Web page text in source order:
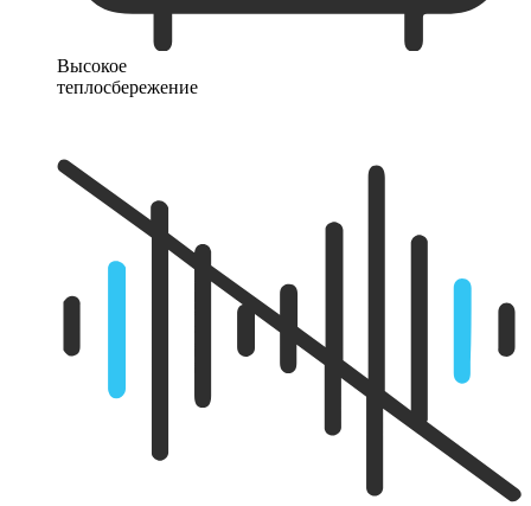
Высокое
теплосбережение